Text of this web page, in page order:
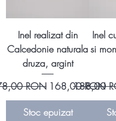
Inel realizat din
Calcedonie naturala
druza, argint
normalRON Preț redus
168,00 RON
Stoc epuizat
Inel
si
Preț normal
188,00